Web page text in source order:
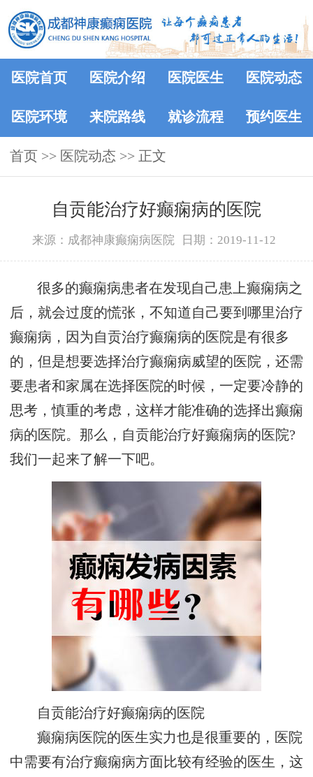
医院首页 医院介绍 医院医生 医院动态
医院环境 来院路线 就诊流程 预约医生
首页 >> 医院动态 >> 正文
自贡能治疗好癫痫病的医院
来源：成都神康癫痫病医院 日期：2019-11-12
很多的癫痫病患者在发现自己患上癫痫病之
后，就会过度的慌张，不知道自己要到哪里治疗
癫痫病，因为自贡治疗癫痫病的医院是有很多
的，但是想要选择治疗癫痫病威望的医院，还需
要患者和家属在选择医院的时候，一定要冷静的
思考，慎重的考虑，这样才能准确的选择出癫痫
病的医院。那么，自贡能治疗好癫痫病的医院?
我们一起来了解一下吧。
自贡能治疗好癫痫病的医院
癫痫病医院的医生实力也是很重要的，医院
中需要有治疗癫痫病方面比较有经验的医生，这